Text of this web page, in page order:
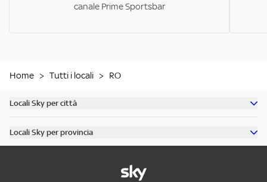
canale Prime Sportsbar
Home > Tutti i locali > RO
Locali Sky per città
Scopri tutti i bar di Roma
Locali Sky per provincia
Scopri tutti i bar in provincia di Milano
Scopri tutti i bar in provincia di Roma